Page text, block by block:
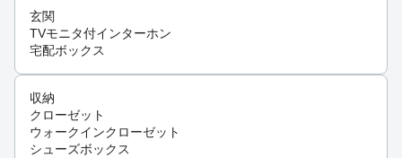
玄関
TVモニタ付インターホン
宅配ボックス
収納
クローゼット
ウォークインクローゼット
シューズボックス